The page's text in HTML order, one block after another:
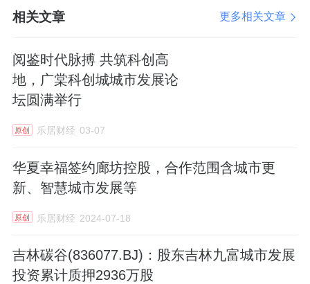
的灯塔，未来，顾家也将继续助力教育发展，
命。
文章来源：顾家集团官微
相关文章 更多相关文章
阅鉴时代脉搏 共筑科创高
地，广棠科创城城市发展论
坛圆满举行
原创 乐居财经 03-07
华夏幸福签约廊坊控股，合作范围含城市更
新、智慧城市发展等
原创 乐居财经 2024-07-18
吉林碳谷(836077.BJ)：股东吉林九富城市发展
投资累计质押2936万股